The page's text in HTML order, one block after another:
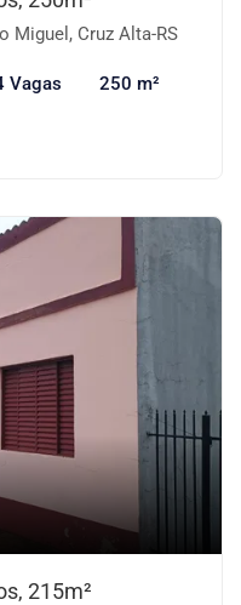
Miguel, Cruz Alta-RS
Vagas 250 m²
215m²